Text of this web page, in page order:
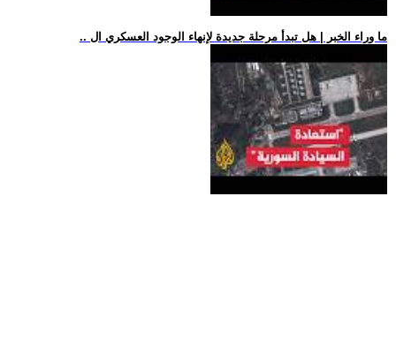
.. ما وراء الخبر | هل تبدأ مرحلة جديدة لإنهاء الوجود العسكري ال